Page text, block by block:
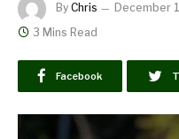
By Chris December
3 Mins Read
Facebook